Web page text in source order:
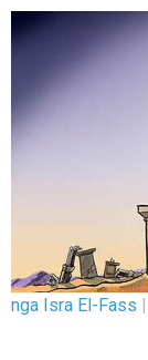
nga Isra El-Fass |